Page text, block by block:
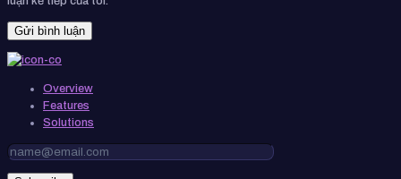
Overview
Features
Solutions